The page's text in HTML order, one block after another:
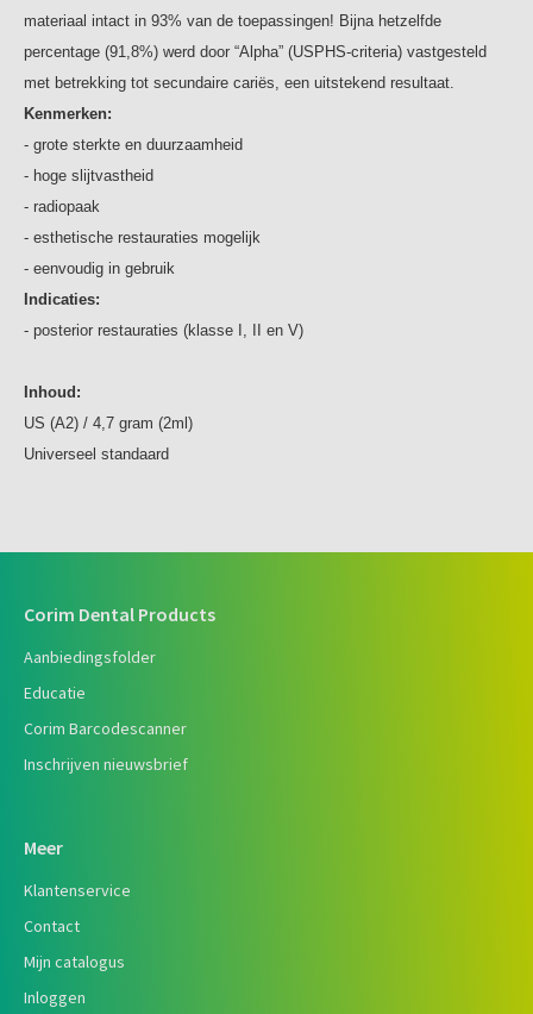
materiaal intact in 93% van de toepassingen! Bijna hetzelfde
percentage (91,8%) werd door “Alpha” (USPHS-criteria) vastgesteld
met betrekking tot secundaire cariës, een uitstekend resultaat.
Kenmerken:
- grote sterkte en duurzaamheid
- hoge slijtvastheid
- radiopaak
- esthetische restauraties mogelijk
- eenvoudig in gebruik
Indicaties:
- posterior restauraties (klasse I, II en V)
Inhoud:
US (A2) / 4,7 gram (2ml)
Universeel standaard
Corim Dental Products
Aanbiedingsfolder
Educatie
Corim Barcodescanner
Inschrijven nieuwsbrief
Meer
Klantenservice
Contact
Mijn catalogus
Inloggen